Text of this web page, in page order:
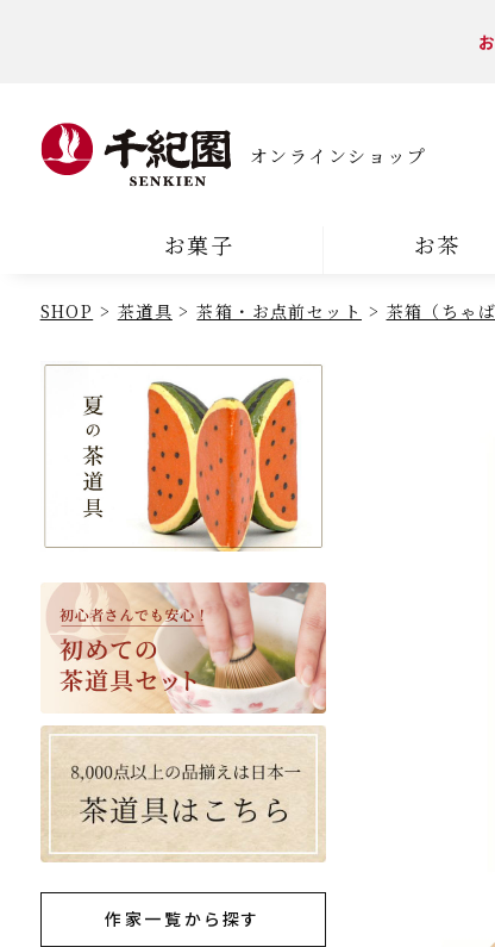
オンラインショップ
お菓子 お茶
SHOP 茶道具 茶箱・お点前セット 茶箱（ちゃば
作家一覧から探す